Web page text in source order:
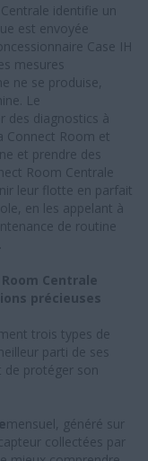
identifie un
est envoyée
Case IH
mesures
ne se produise,
Le
des diagnostics à
Connect Room et
et prendre des
Room Centrale
leur flotte en parfait
en les appelant à
de routine
Centrale
précieuses
trois types de
parti de ses
de protéger son
mensuel, généré sur
collectées par